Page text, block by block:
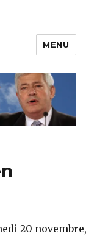
MENU
20 novembre,